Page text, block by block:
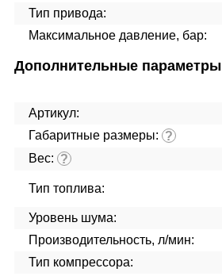
Тип привода:
Максимальное давление, бар:
Дополнительные параметры
Артикул:
Габаритные размеры: ?
Вес: ?
Тип топлива:
Уровень шума:
Производительность, л/мин:
Тип компрессора: